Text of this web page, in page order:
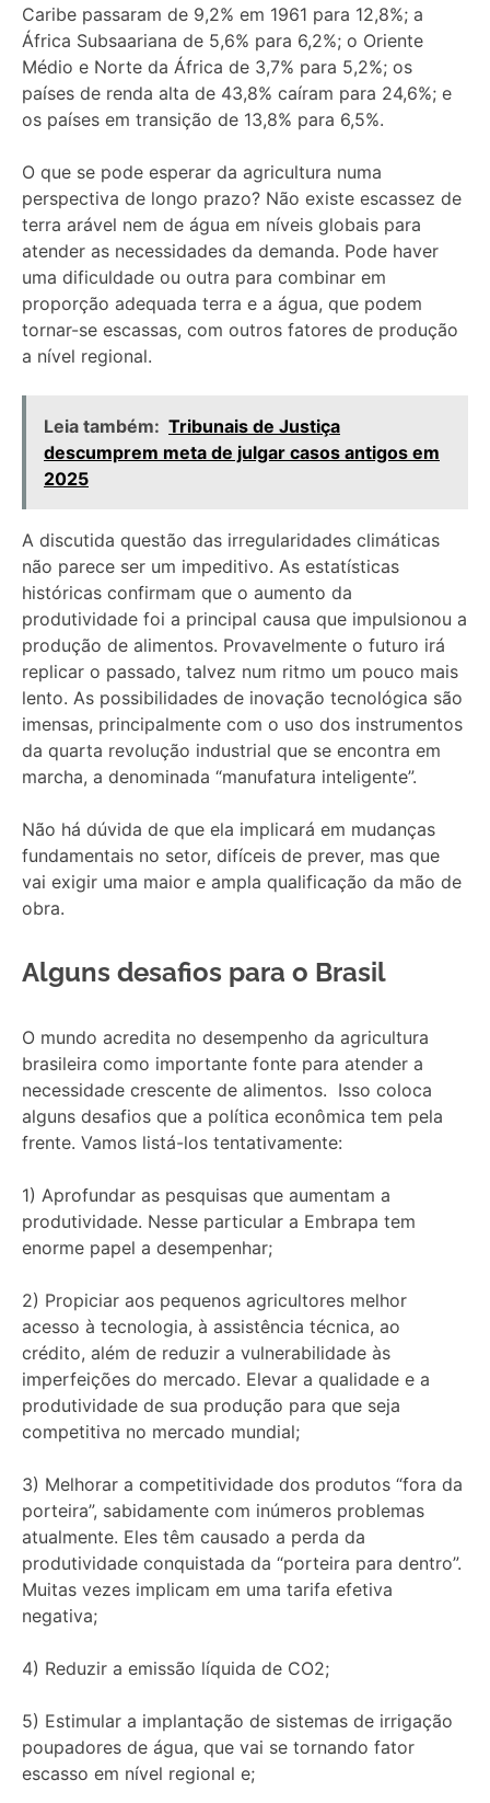
Caribe passaram de 9,2% em 1961 para 12,8%; a
África Subsaariana de 5,6% para 6,2%; o Oriente
Médio e Norte da África de 3,7% para 5,2%; os
países de renda alta de 43,8% caíram para 24,6%; e
os países em transição de 13,8% para 6,5%.
O que se pode esperar da agricultura numa
perspectiva de longo prazo? Não existe escassez de
terra arável nem de água em níveis globais para
atender as necessidades da demanda. Pode haver
uma dificuldade ou outra para combinar em
proporção adequada terra e a água, que podem
tornar-se escassas, com outros fatores de produção
a nível regional.
Leia também: Tribunais de Justiça
descumprem meta de julgar casos antigos em
2025
A discutida questão das irregularidades climáticas
não parece ser um impeditivo. As estatísticas
históricas confirmam que o aumento da
produtividade foi a principal causa que impulsionou a
produção de alimentos. Provavelmente o futuro irá
replicar o passado, talvez num ritmo um pouco mais
lento. As possibilidades de inovação tecnológica são
imensas, principalmente com o uso dos instrumentos
da quarta revolução industrial que se encontra em
marcha, a denominada “manufatura inteligente”.
Não há dúvida de que ela implicará em mudanças
fundamentais no setor, difíceis de prever, mas que
vai exigir uma maior e ampla qualificação da mão de
obra.
Alguns desafios para o Brasil
O mundo acredita no desempenho da agricultura
brasileira como importante fonte para atender a
necessidade crescente de alimentos. Isso coloca
alguns desafios que a política econômica tem pela
frente. Vamos listá-los tentativamente:
1) Aprofundar as pesquisas que aumentam a
produtividade. Nesse particular a Embrapa tem
enorme papel a desempenhar;
2) Propiciar aos pequenos agricultores melhor
acesso à tecnologia, à assistência técnica, ao
crédito, além de reduzir a vulnerabilidade às
imperfeições do mercado. Elevar a qualidade e a
produtividade de sua produção para que seja
competitiva no mercado mundial;
3) Melhorar a competitividade dos produtos “fora da
porteira”, sabidamente com inúmeros problemas
atualmente. Eles têm causado a perda da
produtividade conquistada da “porteira para dentro”.
Muitas vezes implicam em uma tarifa efetiva
negativa;
4) Reduzir a emissão líquida de CO2;
5) Estimular a implantação de sistemas de irrigação
poupadores de água, que vai se tornando fator
escasso em nível regional e;